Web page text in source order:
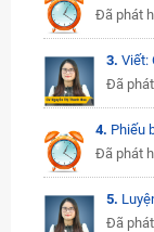
Đã phát
3. Viết:
Đã
4. Phiếu
Đã phát
5.
Đã